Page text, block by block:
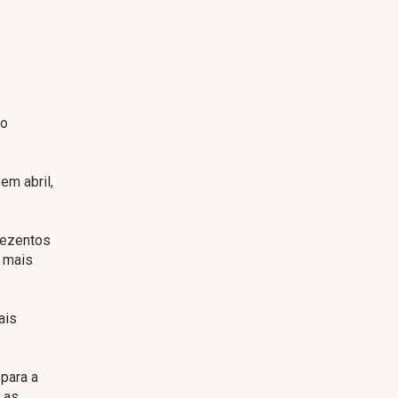
abril,
a